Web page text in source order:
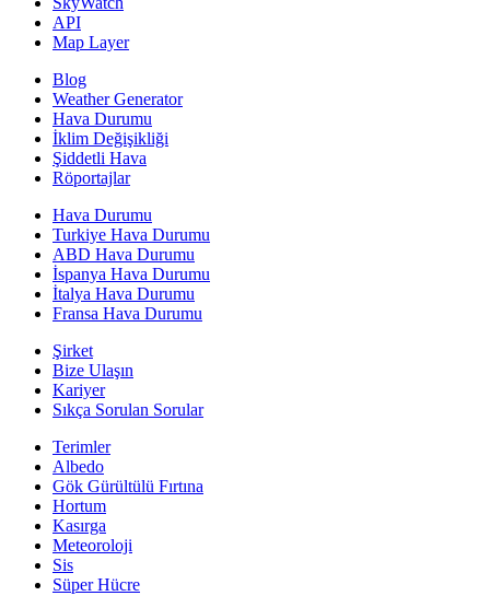
API
Map Layer
Blog
Weather Generator
Hava Durumu
İklim Değişikliği
Şiddetli Hava
Röportajlar
Hava Durumu
Turkiye Hava Durumu
ABD Hava Durumu
İspanya Hava Durumu
İtalya Hava Durumu
Fransa Hava Durumu
Şirket
Bize Ulaşın
Kariyer
Sıkça Sorulan Sorular
Terimler
Albedo
Gök Gürültülü Fırtına
Hortum
Kasırga
Meteoroloji
Sis
Süper Hücre